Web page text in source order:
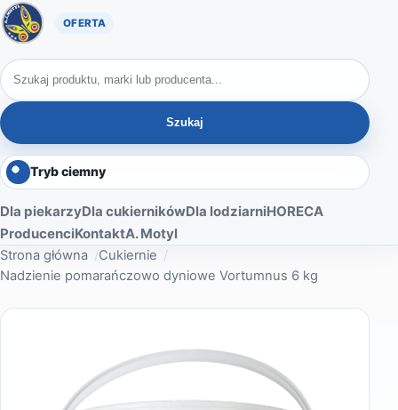
Oferta A. Motyl
Szukaj produktów
Szukaj
Tryb ciemny
Dla piekarzyDla cukiernikówDla lodziarniHORECA
ProducenciKontaktA. Motyl
Strona główna
Cukiernie
Nadzienie pomarańczowo dyniowe Vortumnus 6 kg